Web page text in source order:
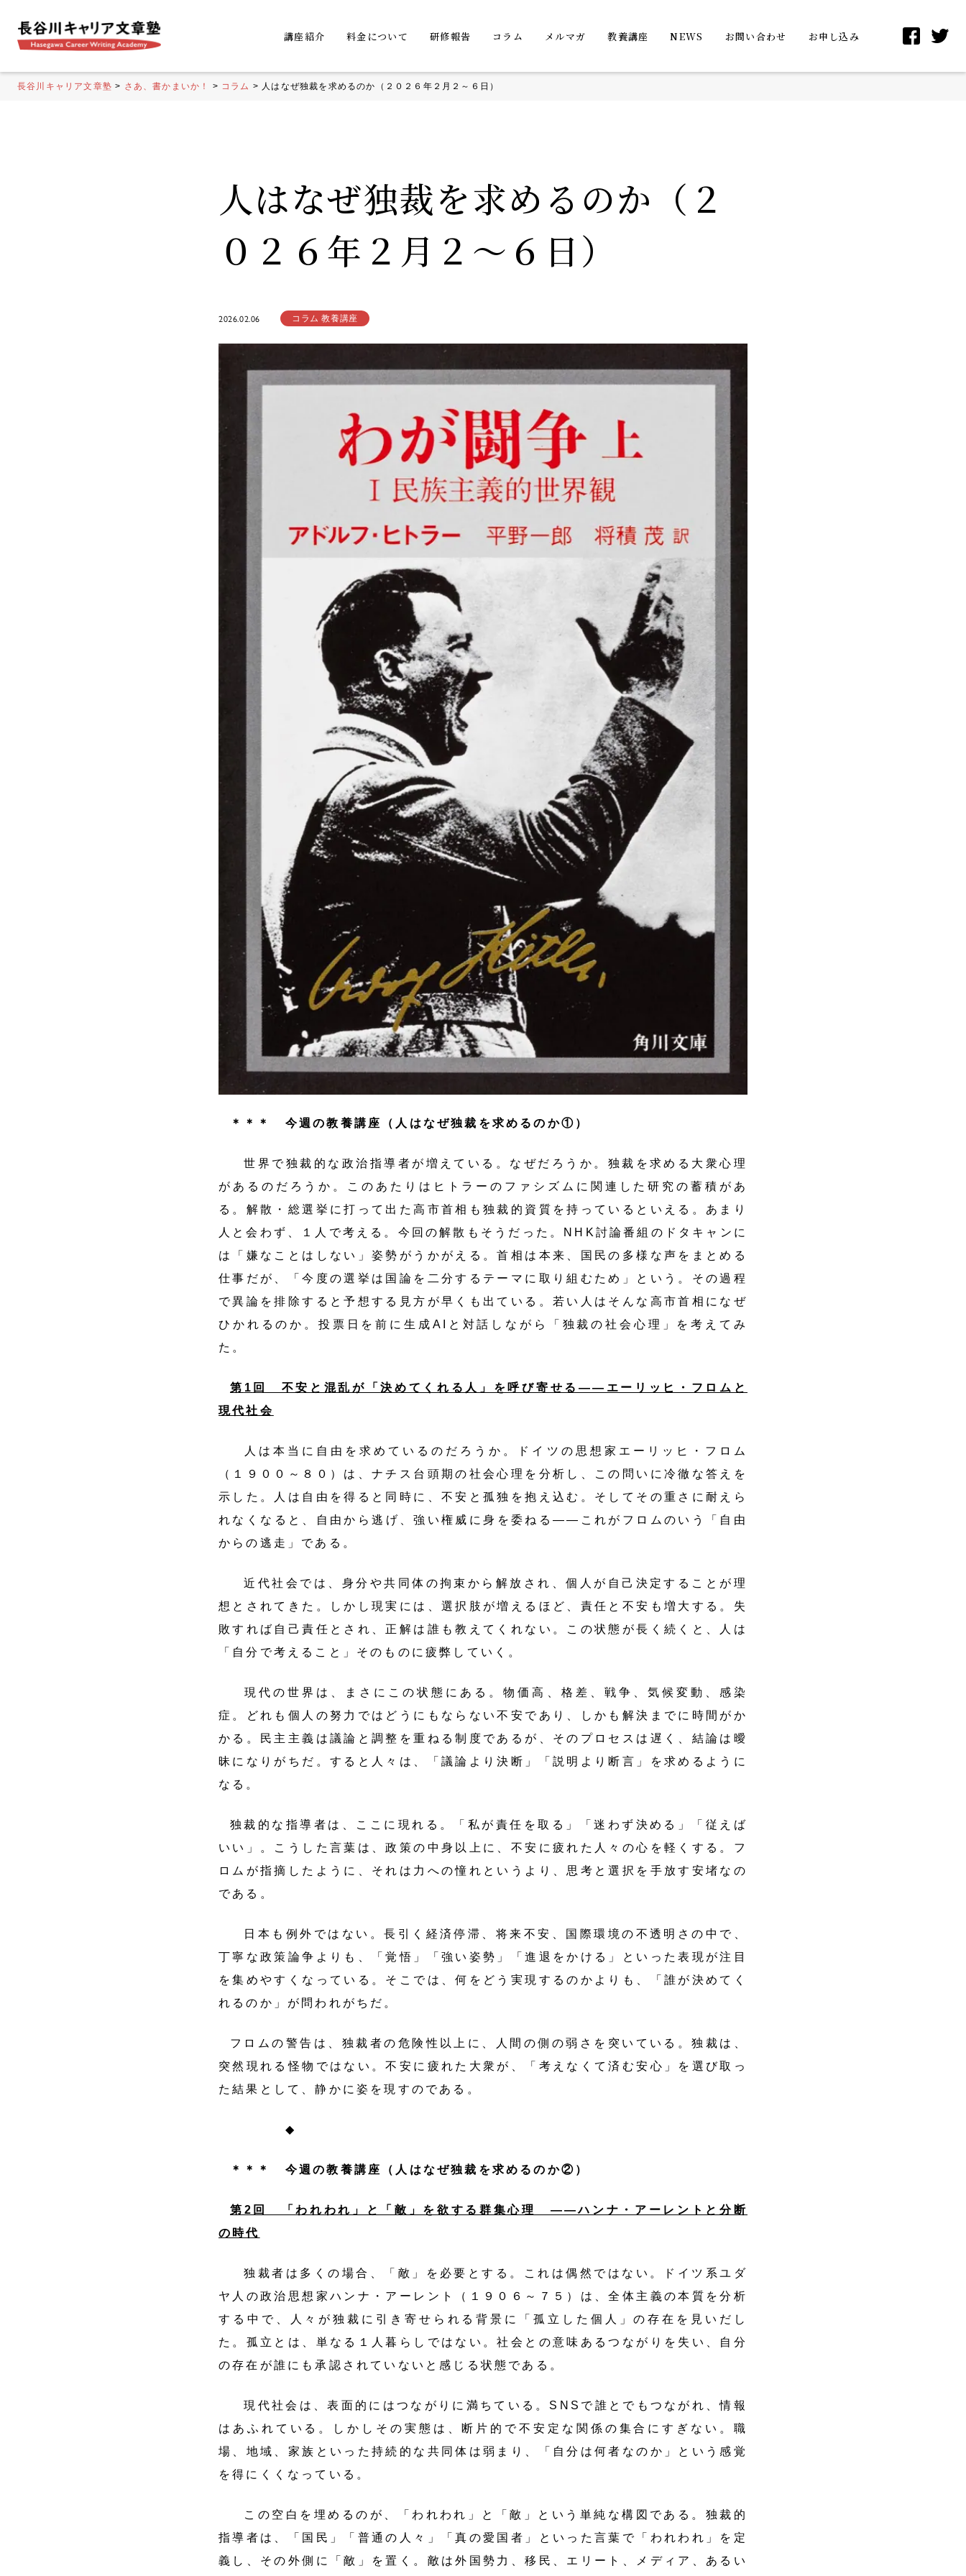
講座紹介 料金について 研修報告 コラム メルマガ 教養講座 NEWS お問い合わせ お申し込み
長谷川キャリア文章塾 > さあ、書かまいか！ > コラム > 人はなぜ独裁を求めるのか（２０２６年２月２～６日）
人はなぜ独裁を求めるのか（２
０２６年２月２～６日）
2026.02.06 コラム 教養講座
＊＊＊ 今週の教養講座（人はなぜ独裁を求めるのか①）
世界で独裁的な政治指導者が増えている。なぜだろうか。独裁を求める大衆心理
があるのだろうか。このあたりはヒトラーのファシズムに関連した研究の蓄積があ
る。解散・総選挙に打って出た高市首相も独裁的資質を持っているといえる。あまり
人と会わず、１人で考える。今回の解散もそうだった。NHK討論番組のドタキャンに
は「嫌なことはしない」姿勢がうかがえる。首相は本来、国民の多様な声をまとめる
仕事だが、「今度の選挙は国論を二分するテーマに取り組むため」という。その過程
で異論を排除すると予想する見方が早くも出ている。若い人はそんな高市首相になぜ
ひかれるのか。投票日を前に生成AIと対話しながら「独裁の社会心理」を考えてみ
た。
第 1 回 不安と混乱が「決めてくれる人」を呼び寄せる――エーリッヒ・フロムと
現代社会
人は本当に自由を求めているのだろうか。ドイツの思想家エーリッヒ・フロム
（１９００～８０）は、ナチス台頭期の社会心理を分析し、この問いに冷徹な答えを
示した。人は自由を得ると同時に、不安と孤独を抱え込む。そしてその重さに耐えら
れなくなると、自由から逃げ、強い権威に身を委ねる――これがフロムのいう「自由
からの逃走」である。
近代社会では、身分や共同体の拘束から解放され、個人が自己決定することが理
想とされてきた。しかし現実には、選択肢が増えるほど、責任と不安も増大する。失
敗すれば自己責任とされ、正解は誰も教えてくれない。この状態が長く続くと、人は
「自分で考えること」そのものに疲弊していく。
現代の世界は、まさにこの状態にある。物価高、格差、戦争、気候変動、感染
症。どれも個人の努力ではどうにもならない不安であり、しかも解決までに時間がか
かる。民主主義は議論と調整を重ねる制度であるが、そのプロセスは遅く、結論は曖
昧になりがちだ。すると人々は、「議論より決断」「説明より断言」を求めるように
なる。
独裁的な指導者は、ここに現れる。「私が責任を取る」「迷わず決める」「従えば
いい」。こうした言葉は、政策の中身以上に、不安に疲れた人々の心を軽くする。フ
ロムが指摘したように、それは力への憧れというより、思考と選択を手放す安堵なの
である。
日本も例外ではない。長引く経済停滞、将来不安、国際環境の不透明さの中で、
丁寧な政策論争よりも、「覚悟」「強い姿勢」「進退をかける」といった表現が注目
を集めやすくなっている。そこでは、何をどう実現するのかよりも、「誰が決めてく
れるのか」が問われがちだ。
フロムの警告は、独裁者の危険性以上に、人間の側の弱さを突いている。独裁は、
突然現れる怪物ではない。不安に疲れた大衆が、「考えなくて済む安心」を選び取っ
た結果として、静かに姿を現すのである。
◆
＊＊＊ 今週の教養講座（人はなぜ独裁を求めるのか②）
第2回 「われわれ」と「敵」を欲する群集心理 ――ハンナ・アーレントと分断
の時代
独裁者は多くの場合、「敵」を必要とする。これは偶然ではない。ドイツ系ユダ
ヤ人の政治思想家ハンナ・アーレント（１９０６～７５）は、全体主義の本質を分析
する中で、人々が独裁に引き寄せられる背景に「孤立した個人」の存在を見いだし
た。孤立とは、単なる１人暮らしではない。社会との意味あるつながりを失い、自分
の存在が誰にも承認されていないと感じる状態である。
現代社会は、表面的にはつながりに満ちている。SNSで誰とでもつながれ、情報
はあふれている。しかしその実態は、断片的で不安定な関係の集合にすぎない。職
場、地域、家族といった持続的な共同体は弱まり、「自分は何者なのか」という感覚
を得にくくなっている。
この空白を埋めるのが、「われわれ」と「敵」という単純な構図である。独裁的
指導者は、「国民」「普通の人々」「真の愛国者」といった言葉で「われわれ」を定
義し、その外側に「敵」を置く。敵は外国勢力、移民、エリート、メディア、あるい